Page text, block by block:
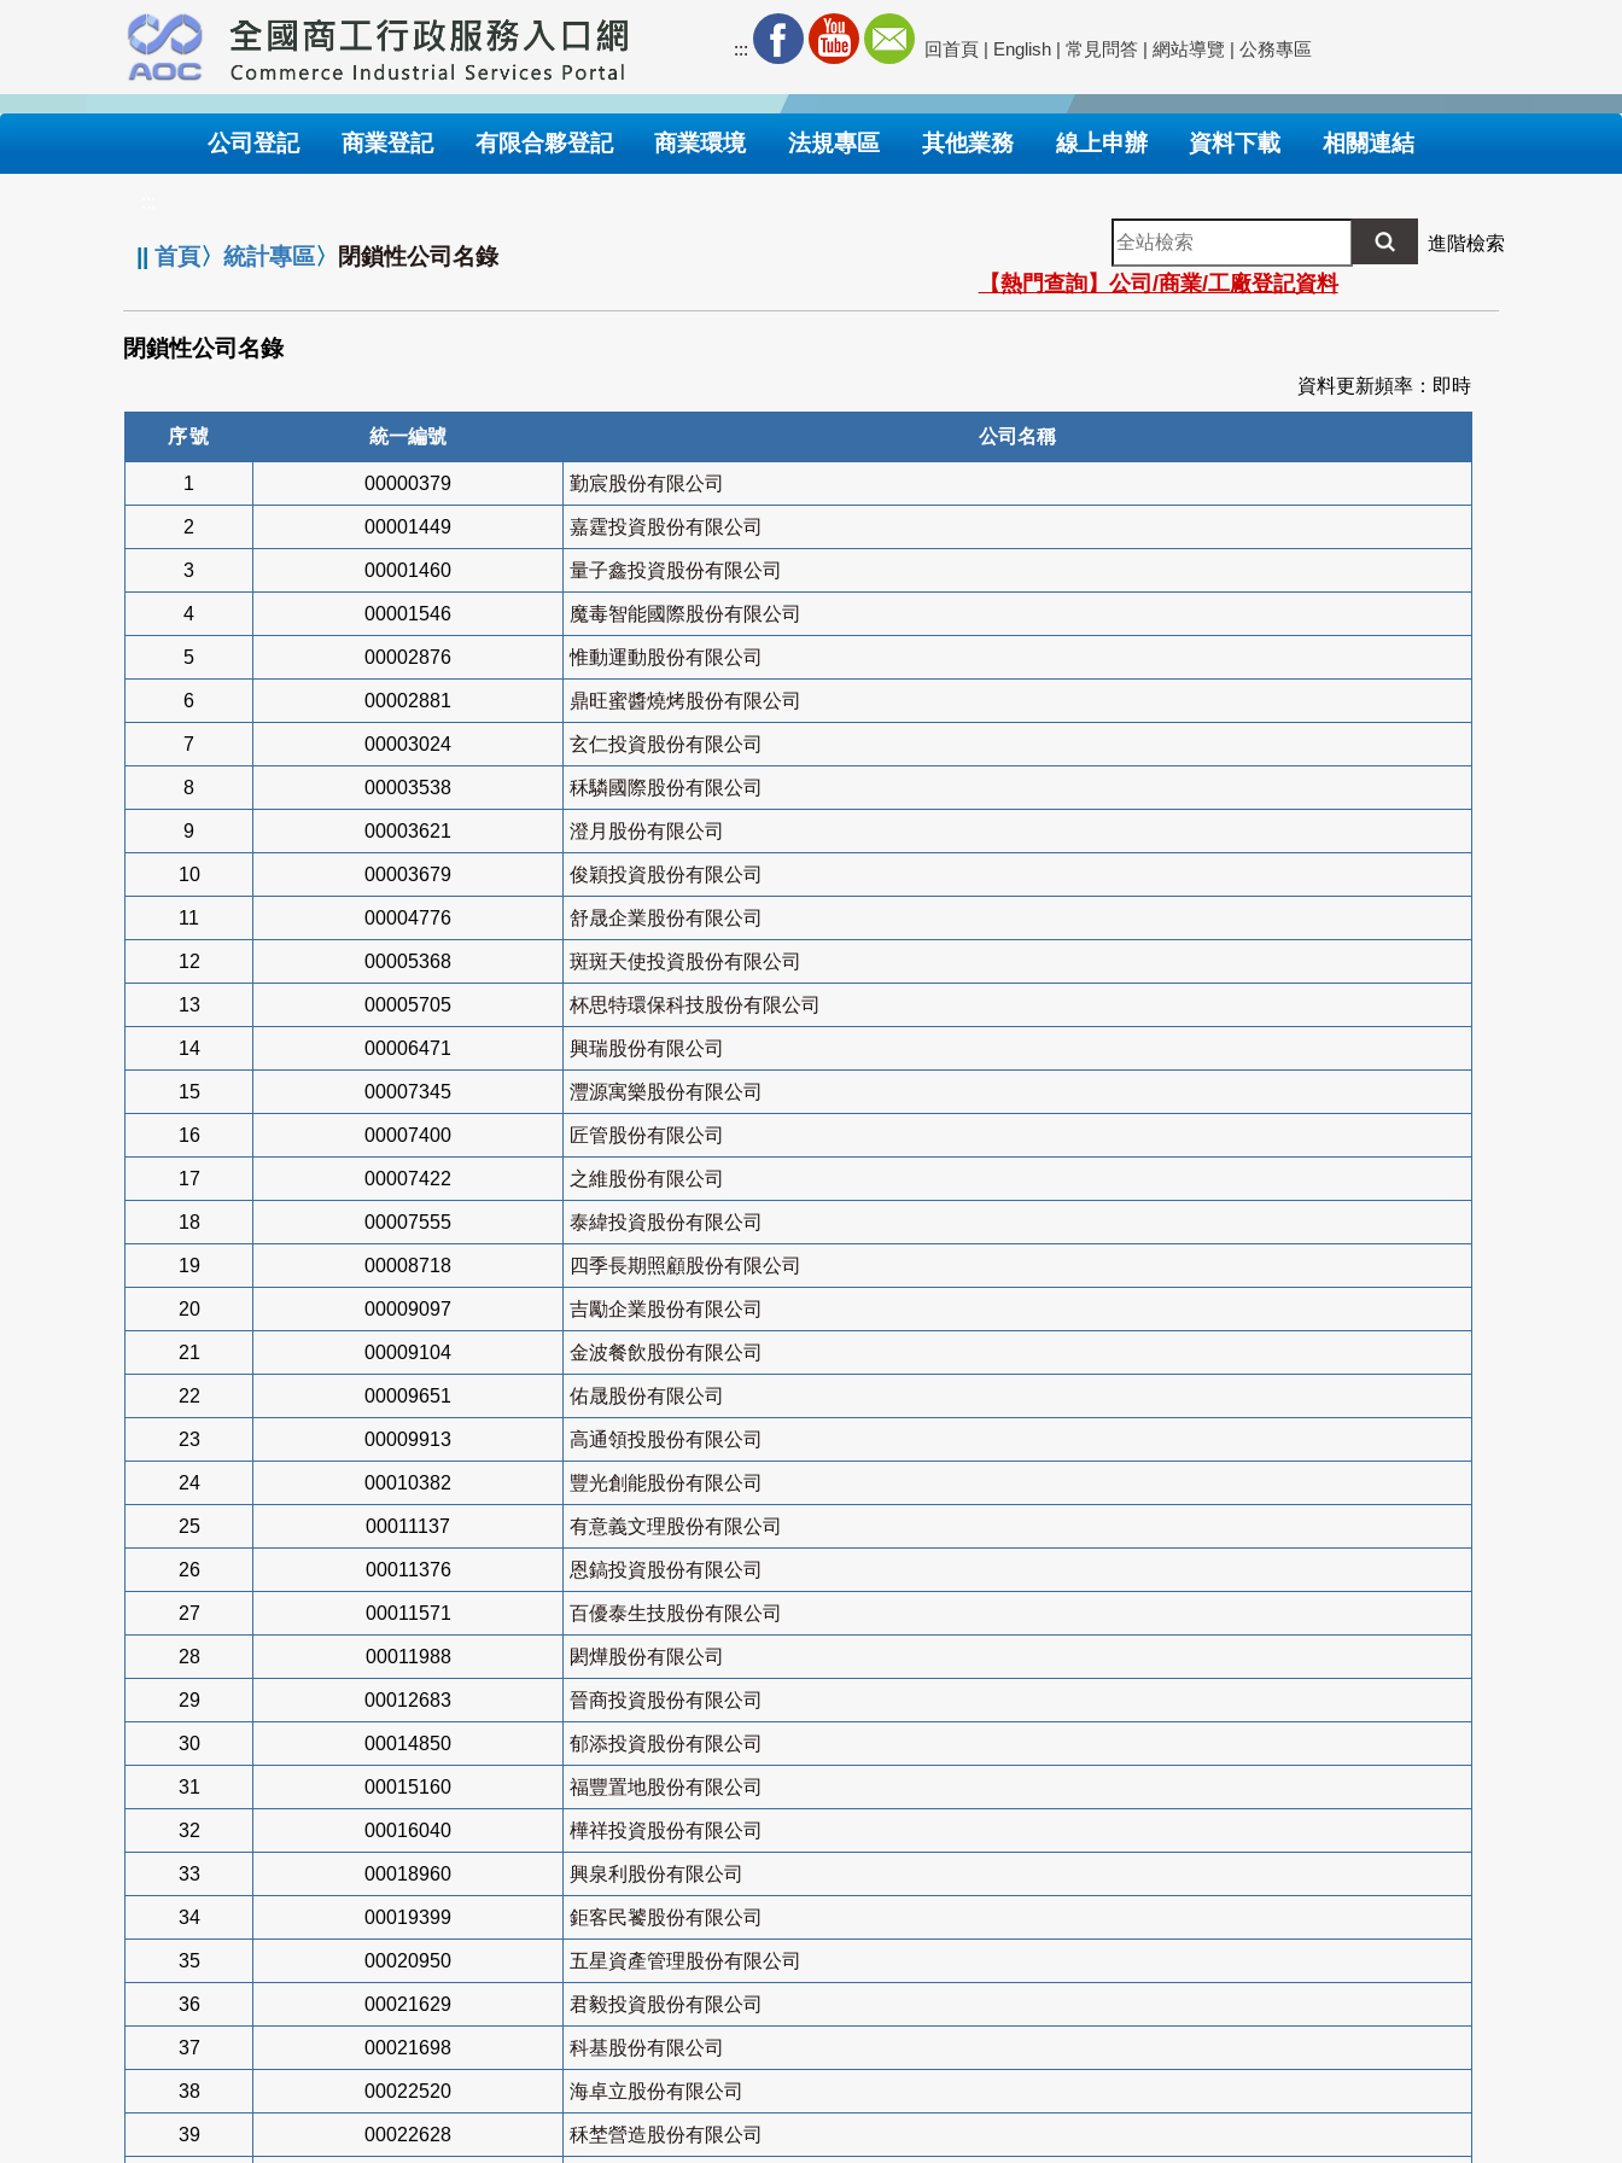
要
內
::: 回首頁 | English | 常見問答 | 網站導覽 | 公務專區
公司登記 商業登記 有限合夥登記 商業環境 法規專區 其他業務 線上申辦 資料下載 相關連結
||首頁〉統計專區〉 閉鎖性公司名錄
全
站
檢
索
進階檢索
【熱門查詢】公司/商業/工廠登記資料
閉鎖性公司名錄
資料更新頻率：即時
序號 統一編號 公司名稱
1 00000379 勤宸股份有限公司
2 00001449 嘉霆投資股份有限公司
3 00001460 量子鑫投資股份有限公司
4 00001546 魔毒智能國際股份有限公司
5 00002876 惟動運動股份有限公司
6 00002881 鼎旺蜜醬燒烤股份有限公司
7 00003024 玄仁投資股份有限公司
8 00003538 秝驎國際股份有限公司
9 00003621 澄月股份有限公司
10 00003679 俊穎投資股份有限公司
11 00004776 舒晟企業股份有限公司
12 00005368 斑斑天使投資股份有限公司
13 00005705 杯思特環保科技股份有限公司
14 00006471 興瑞股份有限公司
15 00007345 灃源寓樂股份有限公司
16 00007400 匠管股份有限公司
17 00007422 之維股份有限公司
18 00007555 泰緯投資股份有限公司
19 00008718 四季長期照顧股份有限公司
20 00009097 吉勵企業股份有限公司
21 00009104 金波餐飲股份有限公司
22 00009651 佑晟股份有限公司
23 00009913 高通領投股份有限公司
24 00010382 豐光創能股份有限公司
25 00011137 有意義文理股份有限公司
26 00011376 恩鎬投資股份有限公司
27 00011571 百優泰生技股份有限公司
28 00011988 閎燁股份有限公司
29 00012683 晉商投資股份有限公司
30 00014850 郁添投資股份有限公司
31 00015160 福豐置地股份有限公司
32 00016040 樺祥投資股份有限公司
33 00018960 興泉利股份有限公司
34 00019399 鉅客民饕股份有限公司
35 00020950 五星資產管理股份有限公司
36 00021629 君毅投資股份有限公司
37 00021698 科基股份有限公司
38 00022520 海卓立股份有限公司
39 00022628 秝埜營造股份有限公司